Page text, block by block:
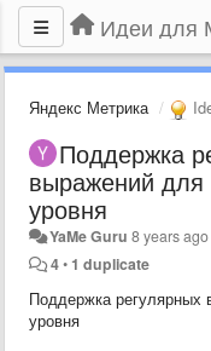
Идеи для
Яндекс Метрика
Поддержка
выражений
уровня
YaMe Guru 8 years ago
4• 1 duplicate
Поддержка
уровня